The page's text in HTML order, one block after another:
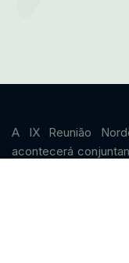
A IX Reunião
acontecerá